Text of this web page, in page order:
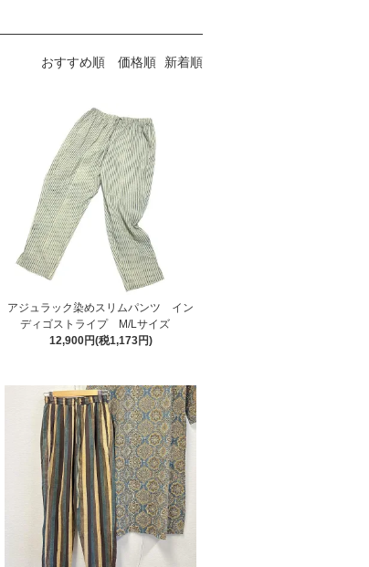
おすすめ順 価格順 新着順
アジュラック染めスリムパンツ イン
ディゴストライプ M/Lサイズ
12,900円(税1,173円)